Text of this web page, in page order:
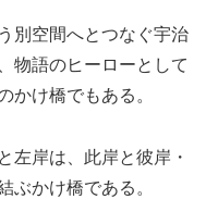
別空間へとつなぐ宇治
物語のヒーローとして
かけ橋でもある。
左岸は、此岸と彼岸・
ぶかけ橋である。